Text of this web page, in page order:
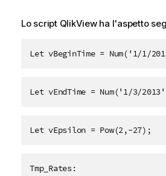
Lo script QlikViewha l'aspetto
Let vBeginTime = Num('1/1/
Let vEndTime = Num('1/3/
Let vEpsilon = Pow(2,-27);
Tmp_Rates: